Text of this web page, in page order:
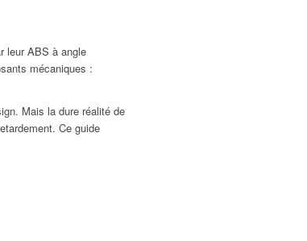
leur ABS à angle
mécaniques :
Mais la dure réalité de
Ce guide